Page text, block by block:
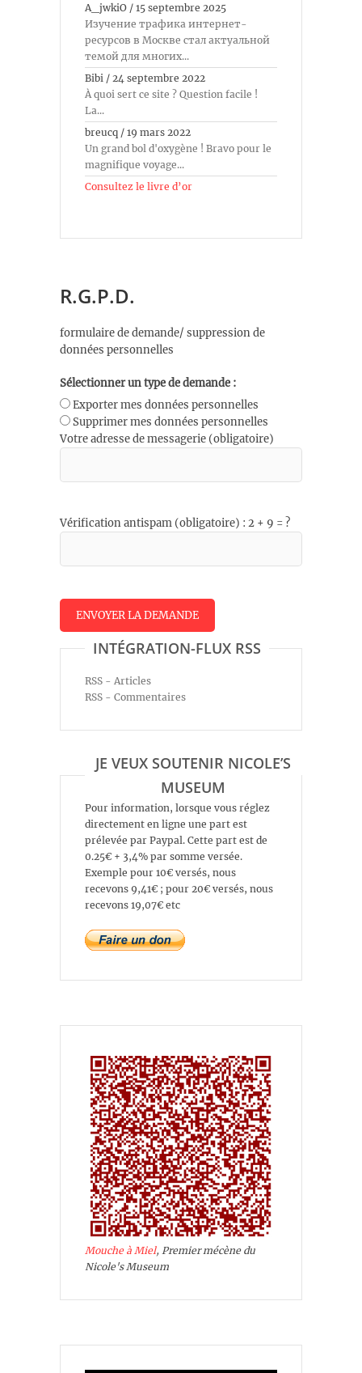
A_jwkiO / 15 septembre 2025
Изучение трафика интернет-
ресурсов в Москве стал актуальной
темой для многих...
Bibi / 24 septembre 2022
À quoi sert ce site ? Question facile !
La...
breucq / 19 mars 2022
Un grand bol d'oxygène ! Bravo pour le
magnifique voyage...
Consultez le livre d’or
R.G.P.D.
formulaire de demande/ suppression de
données personnelles
Sélectionner un type de demande :
Exporter mes données personnelles
Supprimer mes données personnelles
Votre adresse de messagerie (obligatoire)
Vérification antispam (obligatoire) : 2 + 9 = ?
INTÉGRATION-FLUX RSS
RSS - Articles
RSS - Commentaires
JE VEUX SOUTENIR NICOLE’S
MUSEUM
Pour information, lorsque vous réglez
directement en ligne une part est
prélevée par Paypal. Cette part est de
0.25€ + 3,4% par somme versée.
Exemple pour 10€ versés, nous
recevons 9,41€ ; pour 20€ versés, nous
recevons 19,07€ etc
Mouche à Miel, Premier mécène du
Nicole's Museum